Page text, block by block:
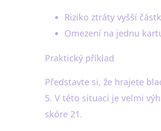
Riziko ztráty vyšší
Omezení na jednu
Praktický příklad
Představte si, že hrajete
5. V této situaci je velmi
skóre 21.